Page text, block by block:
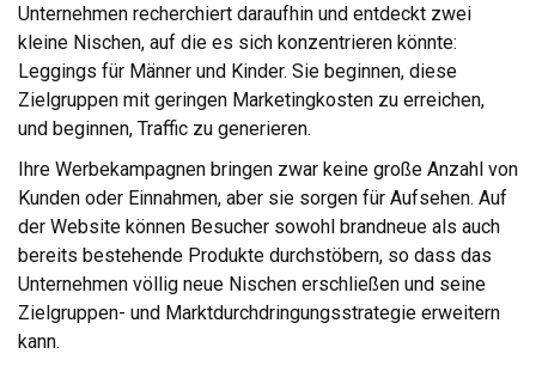
Unternehmen recherchiert daraufhin und entdeckt zwei
kleine Nischen, auf die es sich konzentrieren könnte:
Leggings für Männer und Kinder. Sie beginnen, diese
Zielgruppen mit geringen Marketingkosten zu erreichen,
und beginnen, Traffic zu generieren.
Ihre Werbekampagnen bringen zwar keine große Anzahl von
Kunden oder Einnahmen, aber sie sorgen für Aufsehen. Auf
der Website können Besucher sowohl brandneue als auch
bereits bestehende Produkte durchstöbern, so dass das
Unternehmen völlig neue Nischen erschließen und seine
Zielgruppen- und Marktdurchdringungsstrategie erweitern
kann.